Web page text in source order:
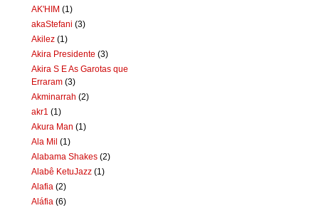
AK'HIM (1)
akaStefani (3)
Akilez (1)
Akira Presidente (3)
Akira S E As Garotas que
Erraram (3)
Akminarrah (2)
akr1 (1)
Akura Man (1)
Ala Mil (1)
Alabama Shakes (2)
Alabê KetuJazz (1)
Alafia (2)
Aláfia (6)